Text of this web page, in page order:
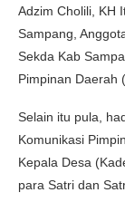
Adzim Cholili, KH
Sampang,
Sekda Kab
Pimpinan Daerah
Selain itu pula,
Komunikasi
Kepala Desa
para Satri dan